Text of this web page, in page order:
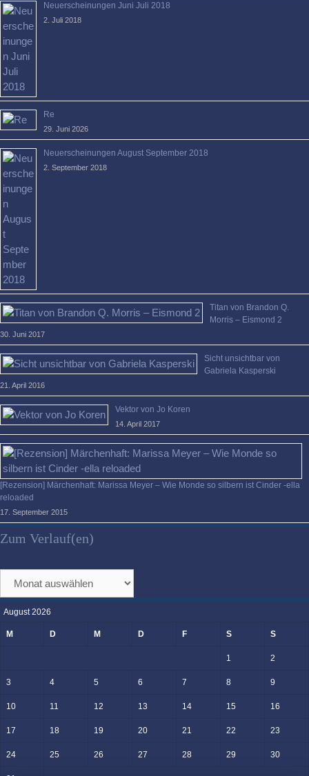
Neuerscheinungen Juni Juli 2018
2. Juli 2018
Re
29. Juni 2026
Neuerscheinungen August September 2018
2. September 2018
Titan von Brandon Q.
Morris – Eismond 2
30. Juni 2017
Sicht unsichtbar von
Gabriela Kasperski
21. April 2016
Vektor von Jo Koren
14. April 2017
[Rezension] Märchenhaft: Marissa Meyer – Wie Monde so silbern ist Cinder -ella
reloaded
17. September 2015
Zum Verlauf(en)
Verlauf(en)
August 2026
M D M D F S S
1 2
3 4 5 6 7 8 9
10 11 12 13 14 15 16
17 18 19 20 21 22 23
24 25 26 27 28 29 30